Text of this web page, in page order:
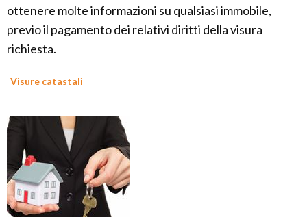
ottenere molte informazioni su qualsiasi immobile,
previo il pagamento dei relativi diritti della visura
richiesta.
Visure catastali